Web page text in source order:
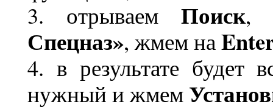
отрываем Поиск,
Спецназ», жмем на
в результате будет
нужный и жмем